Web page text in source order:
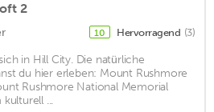
2
10 Hervorragend (3)
in Hill City. Die natürliche
du hier erleben: Mount Rushmore
Rushmore National Memorial
...